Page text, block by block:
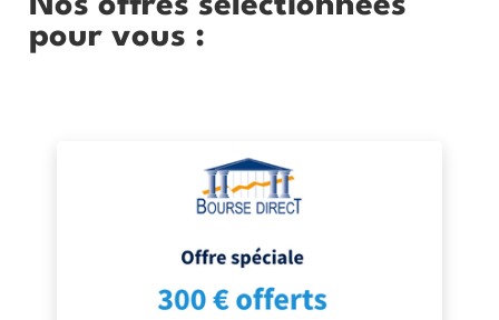
Nos offres sélectionnées
pour vous :